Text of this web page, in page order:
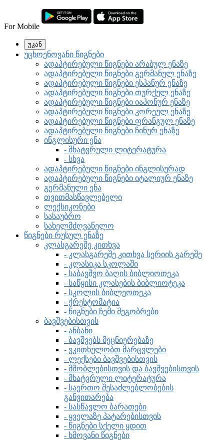
For Mobile
უკან
უცხოენოვანი წიგნები
ადაპტირებული წიგნები არაბულ ენაზე
ადაპტირებული წიგნები გერმანულ ენაზე
ადაპტირებული წიგნები ესპანურ ენაზე
ადაპტირებული წიგნები თურქულ ენაზე
ადაპტირებული წიგნები იაპონურ ენაზე
ადაპტირებული წიგნები კორეულ ენაზე
ადაპტირებული წიგნები ფრანგულ ენაზე
ადაპტირებული წიგნები ჩინურ ენაზე
ინგლისური ენა
- მხატვრული ლიტერატურა
- სხვა
ადაპტირებული წიგნები ინგლისურად
ადაპტირებული წიგნები იტალიურ ენაზე
გერმანული ენა
თვითმასწავლებელი
ლექსიკონები
სასაუბრო
სახელმძღვანელო
წიგნები რუსულ ენაზე
კლასგარეშე კითხვა
- კლასგარეშე კითხვა სერიის გარეშე
- კლასიკა სკოლაში
- საბავშვო ბაღის ბიბლიოთეკა
- საწყისი კლასების ბიბლიოტეკა
- სკოლის ბიბლეოთეკა
- ქრესტომატია
- წიგნები ჩემი მეგობრები
ბავშვებისთვის
- ანბანი
- ბავშვებს მეცნიერებაზე
- ვკითხულობთ მარცვლები
- ლექსები ბავშვებისთვის
- მშობლებისთვის და ბავშვებისთვის
- მხატვრული ლიტერატურა
- საერთო შესაძლებლობების
განვითარება
- სასწავლო ბარათები
- ყველაზე პატარებისთვის
- წიგნები სქელი ყდით
- ხმოვანი წიგნები